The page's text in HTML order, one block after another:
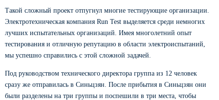
Такой сложный проект отпугнул многие тестирующие организации.
Электротехническая компания Run Test выделяется среди немногих
лучших испытательных организаций. Имея многолетний опыт
тестирования и отличную репутацию в области электроиспытаний,
мы успешно справились с этой сложной задачей.
Под руководством технического директора группа из 12 человек
сразу же отправилась в Синьцзян. После прибытия в Синьцзян они
были разделены на три группы и поспешили в три места, чтобы